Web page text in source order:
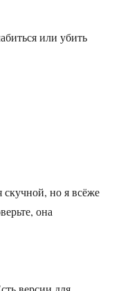
или убить
скучной, но я всёже
она